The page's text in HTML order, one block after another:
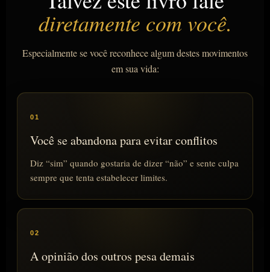
diretamente com você.
Especialmente se você reconhece algum destes movimentos
em sua vida:
01
Você se abandona para evitar conflitos
Diz “sim” quando gostaria de dizer “não” e sente culpa
sempre que tenta estabelecer limites.
02
A opinião dos outros pesa demais